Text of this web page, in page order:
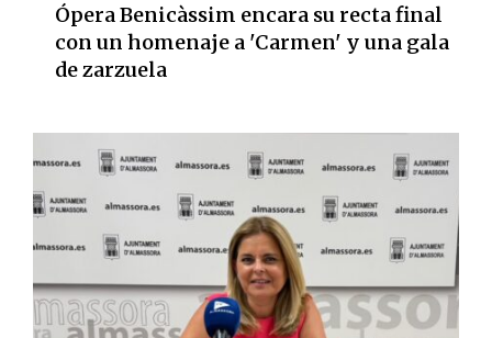
Ópera Benicàssim encara su recta final
con un homenaje a 'Carmen' y una gala
de zarzuela